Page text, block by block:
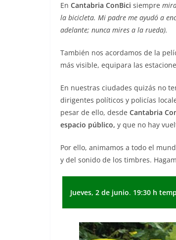
En Cantabria ConBici siempre
la bicicleta. Mi padre me ayudó a
adelante; nunca mires a la rueda).
También nos acordamos de la
más visible, equipara las
En nuestras ciudades quizás no
dirigentes políticos y policías
pesar de ello, desde Cantabria
espacio público, y que no hay
Por ello, animamos a todo el
y del sonido de los timbres.
Jueves, 2 de junio. 19:30 h